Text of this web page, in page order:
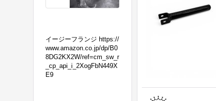
ラ
ー
交
換！
イージーフランジ https://
www.amazon.co.jp/dp/B0
8DG2KX2W/ref=cm_sw_r
_cp_api_i_2XogFbN449X
E9